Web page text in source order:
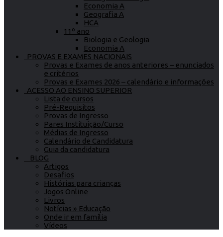
Economia A
Geografia A
HCA
11º ano
Biologia e Geologia
Economia A
PROVAS E EXAMES NACIONAIS
Provas e Exames de anos anteriores – enunciados
e critérios
Provas e Exames 2026 – calendário e informações
ACESSO AO ENSINO SUPERIOR
Lista de cursos
Pré-Requisitos
Provas de Ingresso
Pares Instituição/Curso
Médias de Ingresso
Calendário de Candidatura
Guia da candidatura
BLOG
Artigos
Desafios
Histórias para crianças
Jogos Online
Livros
Notícias » Educação
Onde ir em família
Vídeos